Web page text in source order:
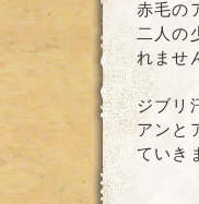
赤毛の
二人の
れませ
ジブリ
アンと
ていき